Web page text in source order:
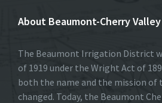
About Beaumont-Cherry
The Beaumont Irrigation District
of 1919 under the Wright Act of
both the name and the mission of
changed. Today, the Beaumont